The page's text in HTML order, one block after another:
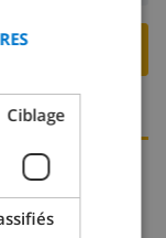
›
Ciblage